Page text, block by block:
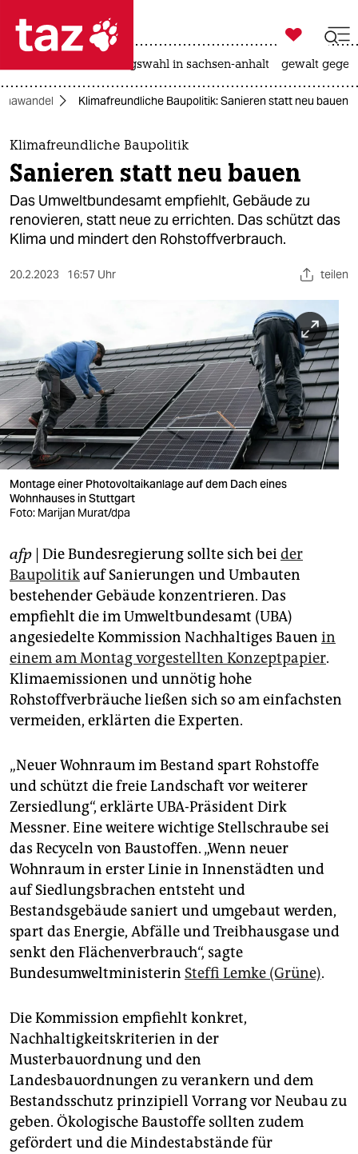
 taz zahl ich
taz zahl ich
themen
politik
öko
berlin
nord
wahrheit
verlag
verlag
shop
fragen & hilfe
unterstützen
abo
genossenschaft
epaper login

taz zahl ich
landtagswahl in sachsen-anhalt gewalt
Klimafreundliche Baupolitik: Sanieren statt neu bauen
Klimafreundliche Baupolitik
Sanieren statt neu bauen
Das Umweltbundesamt empfiehlt, Gebäude zu
renovieren, statt neue zu errichten. Das schützt das
Klima und mindert den Rohstoffverbrauch.
20.2.2023 16:57 Uhr teilen
Montage einer Photovoltaikanlage auf dem Dach eines
Wohnhauses in Stuttgart
Foto: Marijan Murat/dpa
afp | Die Bundesregierung sollte sich beider
Baupolitikauf Sanierungen und Umbauten
bestehender Gebäude konzentrieren. Das
empfiehlt die im Umweltbundesamt (UBA)
angesiedelte Kommission Nachhaltiges Bauen in
einem am Montag vorgestellten Konzeptpapier.
Klimaemissionen und unnötig hohe
Rohstoffverbräuche ließen sich so am einfachsten
vermeiden, erklärten die Experten.
„Neuer Wohnraum im Bestand spart Rohstoffe
und schützt die freie Landschaft vor weiterer
Zersiedlung“, erklärte UBA-Präsident Dirk
Messner. Eine weitere wichtige Stellschraube sei
das Recyceln von Baustoffen. „Wenn neuer
Wohnraum in erster Linie in Innenstädten und
auf Siedlungsbrachen entsteht und
Bestandsgebäude saniert und umgebaut werden,
spart das Energie, Abfälle und Treibhausgase und
senkt den Flächenverbrauch“, sagte
Bundesumweltministerin Steffi Lemke (Grüne).
Die Kommission empfiehlt konkret,
Nachhaltigkeitskriterien in der
Musterbauordnung und den
Landesbauordnungen zu verankern und dem
Bestandsschutz prinzipiell Vorrang vor Neubau zu
geben. Ökologische Baustoffe sollten zudem
gefördert und die Mindestabstände für